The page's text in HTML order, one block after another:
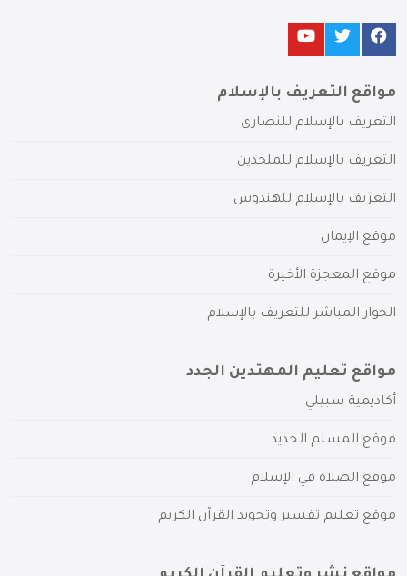
مواقع التعريف بالإسلام
التعريف بالإسلام للنصارى
التعريف بالإسلام للملحدين
التعريف بالإسلام للهندوس
موقع الإيمان
موقع المعجزة الأخيرة
الحوار المباشر للتعريف بالإسلام
مواقع تعليم المهتدين الجدد
أكاديمية سبيلي
موقع المسلم الجديد
موقع الصلاة في الإسلام
موقع تعليم تفسير وتجويد القرآن الكريم